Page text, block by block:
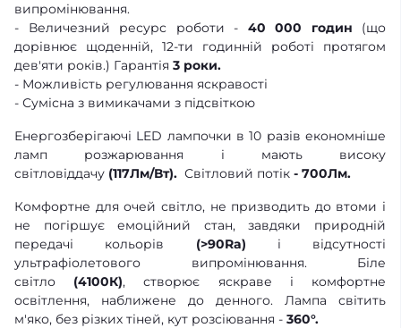
випромінювання.
- Величезний ресурс роботи - 40 000 годин (що
дорівнює щоденній, 12-ти годинній роботі протягом
дев'яти років.) Гарантія 3 роки.
- Можливість регулювання яскравості
- Сумісна з вимикачами з підсвіткою
Енергозберігаючі LED лампочки в 10 разів економніше
ламп розжарювання і мають високу
світловіддачу (117Лм/Вт). Світловий потік - 700Лм.
Комфортне для очей світло, не призводить до втоми і
не погіршує емоційний стан, завдяки природній
передачі кольорів (>90Ra) і відсутності
ультрафіолетового випромінювання. Біле
світло (4100К), створює яскраве і комфортне
освітлення, наближене до денного. Лампа світить
м'яко, без різких тіней, кут розсіювання - 360°.